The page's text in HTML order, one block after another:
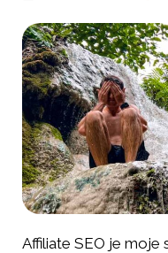
Affiliate SEO je